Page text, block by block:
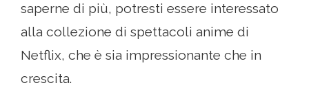
saperne di più, potresti essere interessato
alla collezione di spettacoli anime di
Netflix, che è sia impressionante che in
crescita.